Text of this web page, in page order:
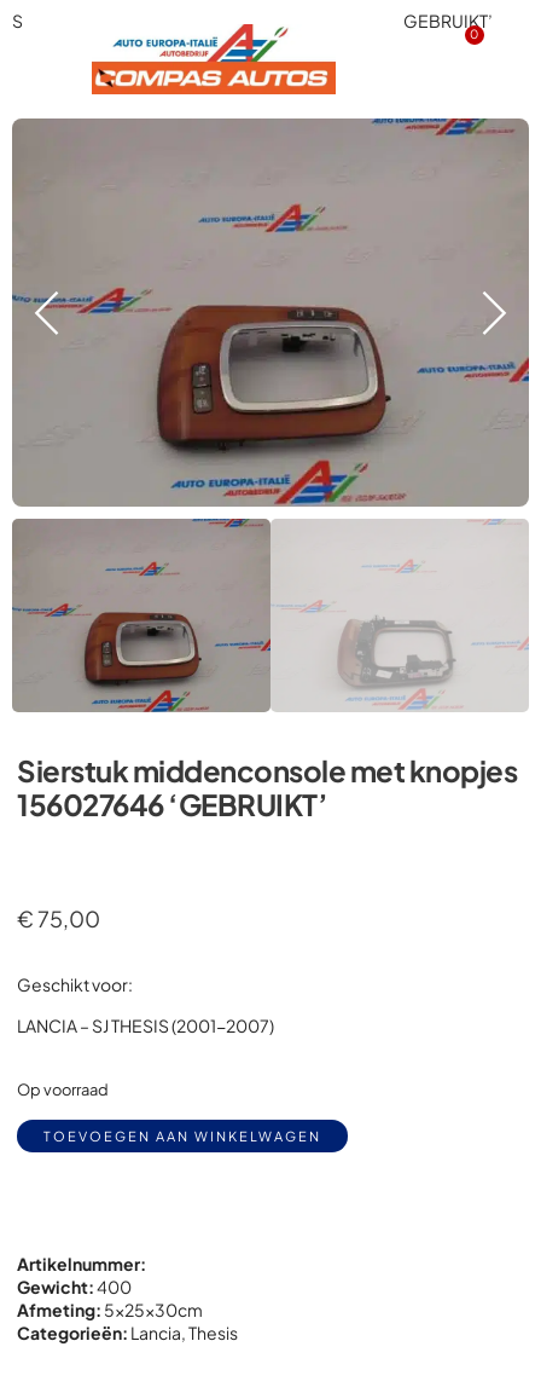
0
Sierstuk middenconsole met knopjes 156027646 ‘GEBRUIKT’
Sierstuk middenconsole met knopjes
156027646 ‘GEBRUIKT’
€75,00
Geschikt voor:
LANCIA – SJ THESIS (2001-2007)
Op voorraad
TOEVOEGEN AAN WINKELWAGEN
Artikelnummer:
Gewicht:400
Afmeting: 5x25x30cm
Categorieën: Lancia,Thesis